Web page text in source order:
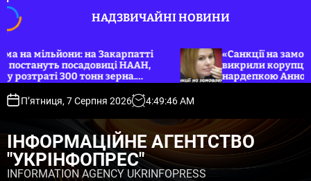
т
НАДЗВИЧАЙНІ НОВИНИ
на Закарпатті
посадовиці НААН,
300 тонн зерна.
«Санкції на
викрили корупційну
нардепкою Анною
П’ятниця, 7 Серпня 2026 4:49:46AM
ІНФОРМАЦІЙНЕ АГЕНТСТВО
"УКРІНФОПРЕС"
INFORMATION AGENCY UKRINFOPRESS